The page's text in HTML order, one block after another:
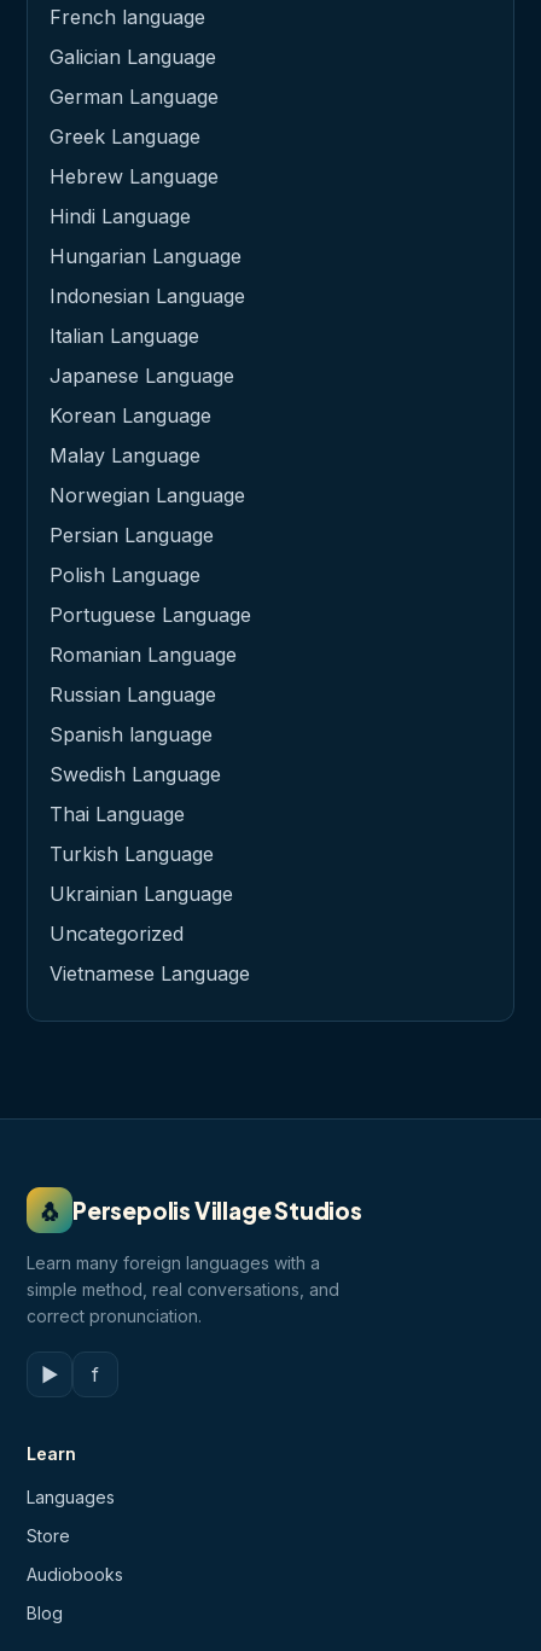
French language
Galician Language
German Language
Greek Language
Hebrew Language
Hindi Language
Hungarian Language
Indonesian Language
Italian Language
Japanese Language
Korean Language
Malay Language
Norwegian Language
Persian Language
Polish Language
Portuguese Language
Romanian Language
Russian Language
Spanish language
Swedish Language
Thai Language
Turkish Language
Ukrainian Language
Uncategorized
Vietnamese Language
🐧 Persepolis Village Studios
Learn many foreign languages with a
simple method, real conversations, and
correct pronunciation.
▶ f
Learn
Languages
Store
Audiobooks
Blog